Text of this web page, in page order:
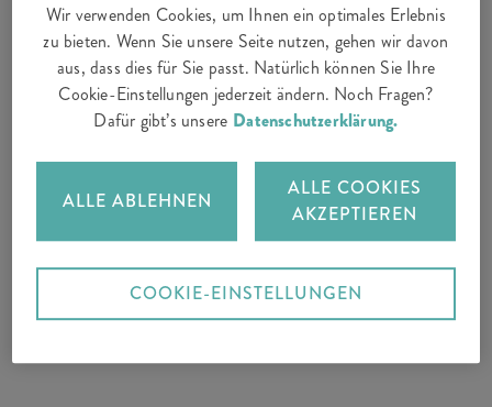
Wir verwenden Cookies, um Ihnen ein optimales Erlebnis
zu bieten. Wenn Sie unsere Seite nutzen, gehen wir davon
aus, dass dies für Sie passt. Natürlich können Sie Ihre
Cookie-Einstellungen jederzeit ändern. Noch Fragen?
Dafür gibt’s unsere Datenschutzerklärung.
ALLE ABLEHNEN
ALLE COOKIES
AKZEPTIEREN
COOKIE-EINSTELLUNGEN